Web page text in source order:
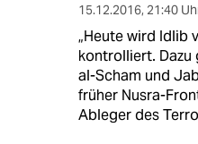
15.12.2016, 21:40
„Heute wird Idlib
kontrolliert.
al-Scham und
früher Nusra-
Ableger des